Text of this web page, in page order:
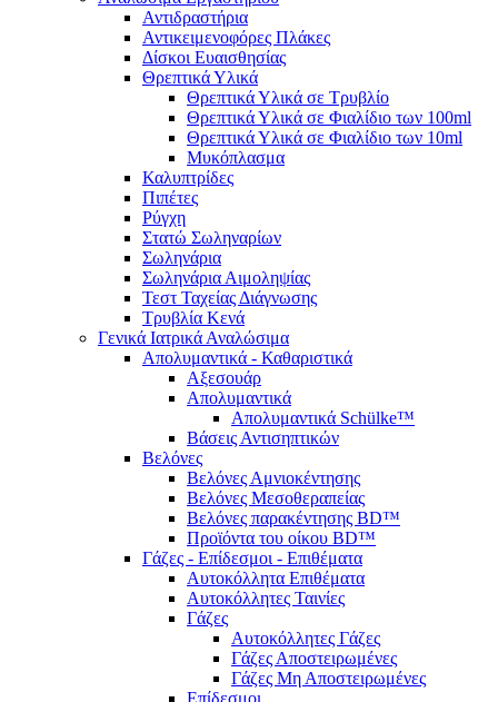
Αντιδραστήρια
Αντικειμενοφόρες Πλάκες
Δίσκοι Ευαισθησίας
Θρεπτικά Υλικά
Θρεπτικά Υλικά σε Τρυβλίο
Θρεπτικά Υλικά σε Φιαλίδιο των 100ml
Θρεπτικά Υλικά σε Φιαλίδιο των 10ml
Μυκόπλασμα
Καλυπτρίδες
Πιπέτες
Ρύγχη
Στατώ Σωληναρίων
Σωληνάρια
Σωληνάρια Αιμοληψίας
Τεστ Ταχείας Διάγνωσης
Τρυβλία Κενά
Γενικά Ιατρικά Αναλώσιμα
Απολυμαντικά - Καθαριστικά
Αξεσουάρ
Απολυμαντικά
Απολυμαντικά Schülke™
Βάσεις Αντισηπτικών
Βελόνες
Βελόνες Αμνιοκέντησης
Βελόνες Μεσοθεραπείας
Βελόνες παρακέντησης BD™
Προϊόντα του οίκου BD™
Γάζες - Επίδεσμοι - Επιθέματα
Αυτοκόλλητα Επιθέματα
Αυτοκόλλητες Ταινίες
Γάζες
Αυτοκόλλητες Γάζες
Γάζες Αποστειρωμένες
Γάζες Μη Αποστειρωμένες
Επίδεσμοι